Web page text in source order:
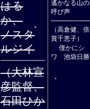
はる
か、
ノスタ
ルジイ
（大林宣
彦監督、
石田ひか
遙かなる山の
呼び声
（高倉健、倍
賞千恵子）
僅かにシ
ワ 池袋日勝